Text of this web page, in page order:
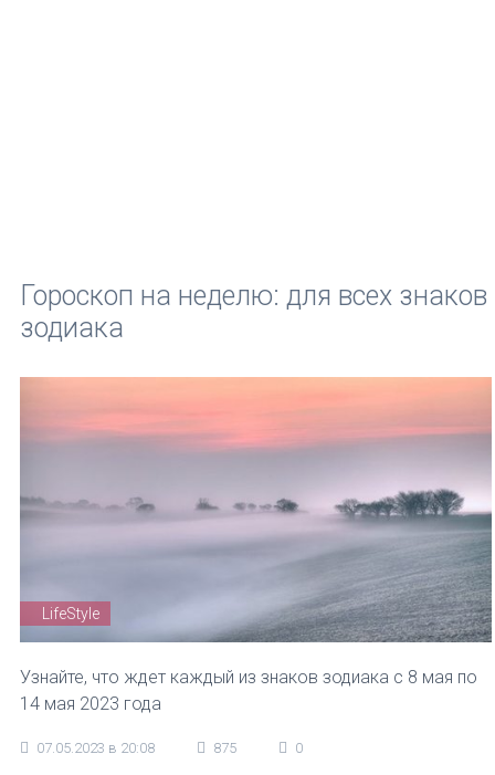
Гороскоп на неделю: для всех знаков
зодиака
LifeStyle
Узнайте, что ждет каждый из знаков зодиака с 8 мая по
14 мая 2023 года
07.05.2023 в 20:08 875 0